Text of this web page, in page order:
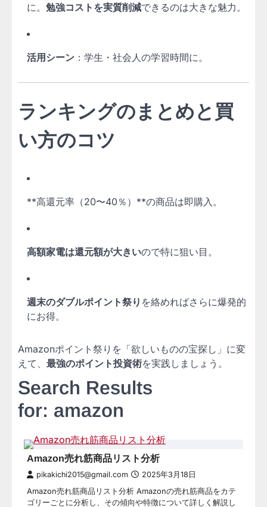
に。 勉強コストを実質削減できるのは大きな魅力。
活用シーン ：学生・社会人の学習時間に。
ランキングのまとめと買
い方のコツ
**高還元率（20〜40％）**の商品は即購入。
高額家電は還元額が大きいので特に狙い目。
週末のダブルポイント祭り を絡めればさらに爆発的
にお得。
Amazonポイント祭りを「欲しいものの宝探し」に変
えて、 最強のポイント投資術を実践しましょう。
Search Results
for: amazon
Amazon売れ筋商品リスト分析
pikakichi2015@gmail.com 2025年3月18日
Amazon売れ筋商品リスト分析 Amazonの売れ筋商品をカテ
ゴリーごとに分析し、その傾向や特徴について詳しく解説し